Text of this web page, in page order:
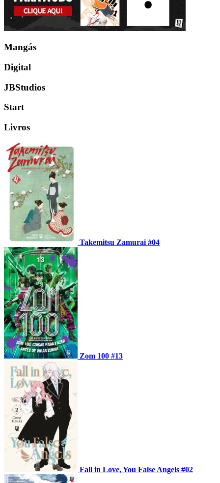
Mangás
Digital
JBStudios
Start
Livros
Takemitsu Zamurai #04
Zom 100 #13
Fall in Love, You False Angels #02